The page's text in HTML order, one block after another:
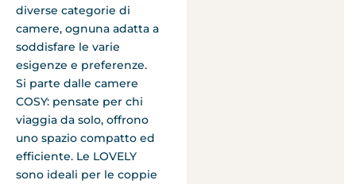
diverse categorie di
camere, ognuna adatta a
soddisfare le varie
esigenze e preferenze.
Si parte dalle camere
COSY: pensate per chi
viaggia da solo, offrono
uno spazio compatto ed
efficiente. Le LOVELY
sono ideali per le coppie